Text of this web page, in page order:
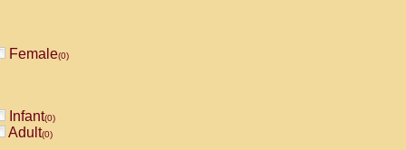
Female(0)
Infant(0)
Adult(0)